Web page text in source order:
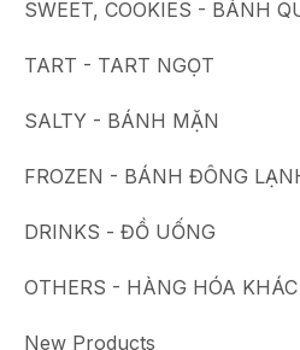
SWEET, COOKIES - BÁNH
TART - TART NGỌT
SALTY - BÁNH MẶN
FROZEN - BÁNH ĐÔNG
DRINKS - ĐỒ UỐNG
OTHERS - HÀNG HÓA KHÁC
New Products